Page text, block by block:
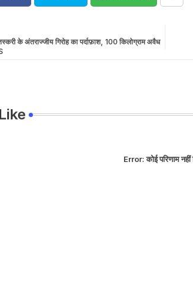
के अंतराज्जीय गिरोह का पर्दाफ़ाश, 100 किलोग्राम अवैध
Error:कोई परिणाम नहीं